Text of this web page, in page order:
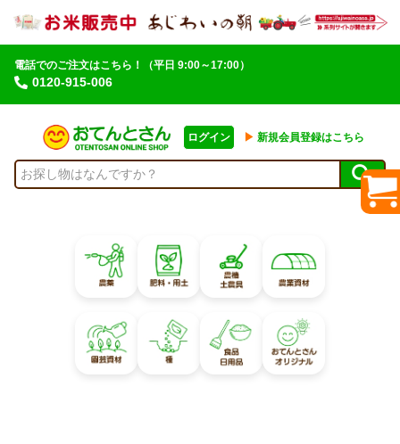
電話でのご注文はこちら！
0120-915-006
（平日 9:00～17:00）
ログイン ▶︎ 新規会員登録はこちら